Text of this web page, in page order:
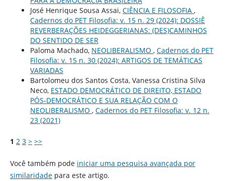
José Henrique Sousa Assai, CIÊNCIA E FILOSOFIA ,
Cadernos do PET Filosofia: v. 15 n. 29 (2024): DOSSIÊ
REVERBERAÇÕES HEIDEGGERIANAS: (DES)CAMINHOS
DO SENTIDO DE SER
Paloma Machado, NEOLIBERALISMO , Cadernos do PET
Filosofia: v. 15 n. 30 (2024): ARTIGOS DE TEMÁTICAS
VARIADAS
Bartolomeu dos Santos Costa, Vanessa Cristina Silva
Neco, ESTADO DEMOCRÁTICO DE DIREITO, ESTADO
PÓS-DEMOCRÁTICO E SUA RELAÇÃO COM O
NEOLIBERALISMO , Cadernos do PET Filosofia: v. 12 n.
23 (2021)
1 2 3 > >>
Você também pode iniciar uma pesquisa avançada por
similaridadepara este artigo.